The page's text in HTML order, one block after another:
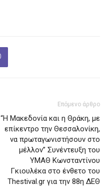
Επόμενο άρθρο
“Η Μακεδονία και η Θράκη, με
επίκεντρο την Θεσσαλονίκη,
να πρωταγωνιστήσουν στο
μέλλον” Συνέντευξη του
ΥΜΑΘ Κωνσταντίνου
Γκιουλέκα στο ένθετο του
Thestival.gr για την 88η ΔΕΘ